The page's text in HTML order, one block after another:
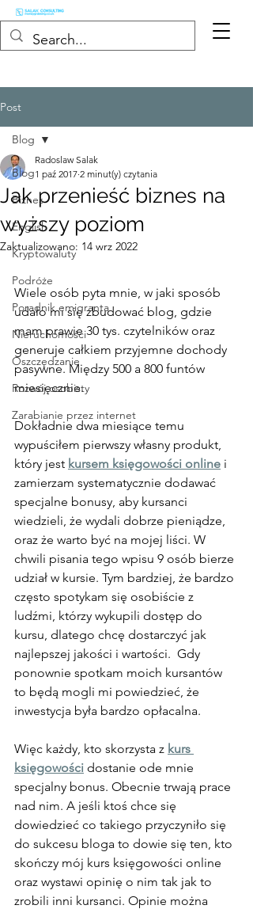
Post
Blog
Biznes
English
Kryptowaluty
Podróże
Poradnik emigranta
Nieruchomości
Oszczędzanie
Rozwój osobisty
Zarabianie przez internet
Blog
Jak przenieść biznes na
wyższy poziom
Radoslaw Salak
1 paź 2017 2 minut(y) czytania
Zaktualizowano: 14 wrz 2022
Wiele osób pyta mnie, w jaki sposób
udało mi się zbudować blog, gdzie
mam prawie 30 tys. czytelników oraz
generuje całkiem przyjemne dochody
pasywne. Między 500 a 800 funtów
miesięcznie.
Dokładnie dwa miesiące temu
wypuściłem pierwszy własny produkt,
który jest kursem księgowości online i
zamierzam systematycznie dodawać
specjalne bonusy, aby kursanci
wiedzieli, że wydali dobrze pieniądze,
oraz że warto być na mojej liści. W
chwili pisania tego wpisu 9 osób bierze
udział w kursie. Tym bardziej, że bardzo
często spotykam się osobiście z
ludźmi, którzy wykupili dostęp do
kursu, dlatego chcę dostarczyć jak
najlepszej jakości i wartości.  Gdy
ponownie spotkam moich kursantów
to będą mogli mi powiedzieć, że
inwestycja była bardzo opłacalna.
Więc każdy, kto skorzysta z kurs
księgowości dostanie ode mnie
specjalny bonus. Obecnie trwają prace
nad nim. A jeśli ktoś chce się
dowiedzieć co takiego przyczyniło się
do sukcesu bloga to dowie się ten, kto
skończy mój kurs księgowości online
oraz wystawi opinię o nim tak jak to
zrobili inni kursanci. Opinie można